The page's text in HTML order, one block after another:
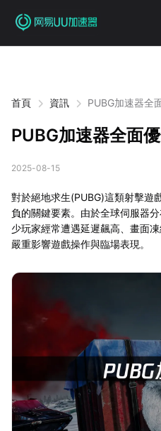
首頁 資訊 PUBG加速器全
PUBG加速器全面
2025-08-15
對於絕地求生(PUBG)這類射擊遊
負的關鍵要素。由於全球伺服器
少玩家經常遭遇延遲飆高、畫面
嚴重影響遊戲操作與臨場表現。